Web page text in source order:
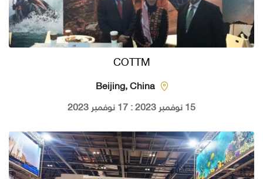
COTTM
Beijing, China
15 نوفمبر 2023 : 17 نوفمبر 2023